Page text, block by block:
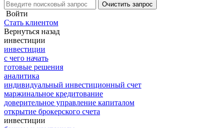
Очистить запрос
Войти
Стать клиентом
Вернуться назад
инвестиции
инвестиции
с чего начать
готовые решения
аналитика
индивидуальный инвестиционный счет
маржинальное кредитование
доверительное управление капиталом
открытие брокерского счета
инвестиции